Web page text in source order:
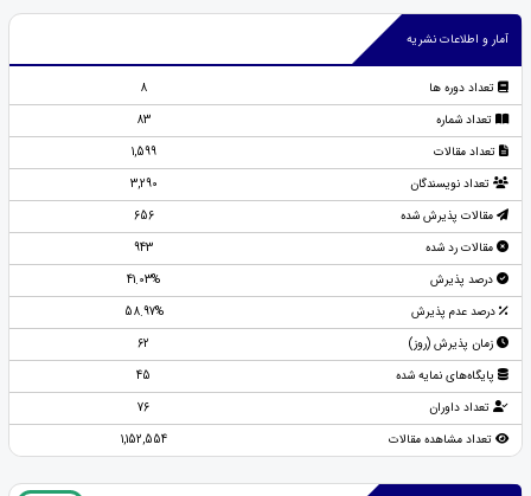
آمار و اطلاعات نشریه
تعداد دوره ها
8
تعداد شماره
83
تعداد مقالات
1,599
تعداد نویسندگان
3,290
مقالات پذیرش شده
656
مقالات رد شده
943
درصد پذیرش
41.03%
درصد عدم پذیرش
58.97%
زمان پذیرش (روز)
62
پایگاه‌های نمایه شده
45
تعداد داوران
76
تعداد مشاهده مقالات
1,152,554